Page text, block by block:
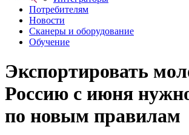
Потребителям
Новости
Сканеры и оборудование
Обучение
Экспортировать
Россию с июня
по новым правилам